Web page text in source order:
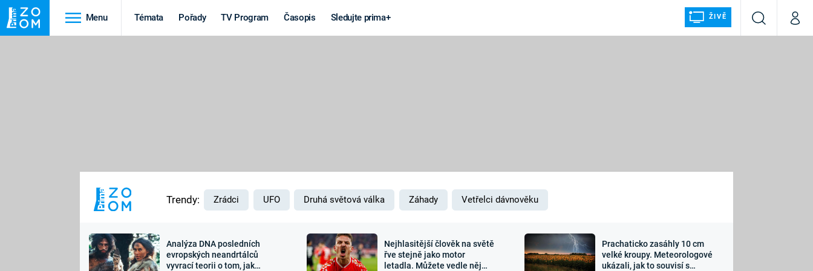
Menu Témata Pořady TV Program Časopis Sledujte prima+ ŽIVĚ
VyhledáváníMůj
MARS
Výročí
Záhady a
Zajímavosti Sledujte nás
Trendy: Zrádci UFO Druhá světová válka Záhady Vetřelci dávnověku
Analýza DNA posledních
evropských neandrtálců
vyvrací teorii o tom, jak
Nejhlasitější člověk na světě
řve stejně jako motor
letadla. Můžete vedle něj
Prachaticko zasáhly 10 cm
velké kroupy. Meteorologové
ukázali, jak to souvisí s